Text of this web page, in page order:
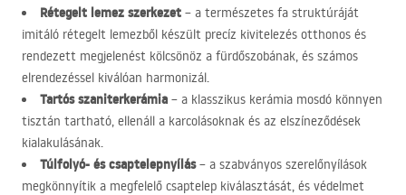
Rétegelt lemez szerkezet – a természetes fa struktúráját
imitáló rétegelt lemezből készült precíz kivitelezés otthonos és
rendezett megjelenést kölcsönöz a fürdőszobának, és számos
elrendezéssel kiválóan harmonizál.
Tartós szaniterkerámia – a klasszikus kerámia mosdó könnyen
tisztán tartható, ellenáll a karcolásoknak és az elszíneződések
kialakulásának.
Túlfolyó- és csaptelepnyílás– a szabványos szerelőnyílások
megkönnyítik a megfelelő csaptelep kiválasztását, és védelmet